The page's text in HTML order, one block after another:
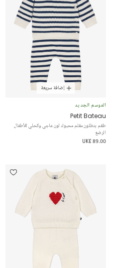
إضافة سريعة
الموسم الجديد
Petit Bateau
طقم بنطلون مقلم محبوك لون عاجي وكحلي للأطفال
الرضع
UK£ 89.00